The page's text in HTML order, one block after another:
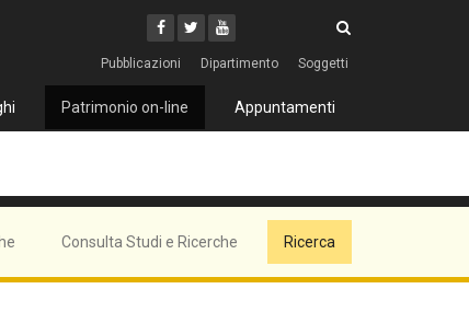
Facebook
Twitter
Youtube
Pubblicazioni Dipartimento Soggetti
Patrimonio on-line Appuntamenti
Consulta Studi e Ricerche Ricerca